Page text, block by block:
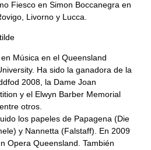
Fiesco en Simon Boccanegra en
Livorno y Lucca.
Música en el Queensland
Ha sido la ganadora de la
2008, la Dame Joan
y el Elwyn Barber Memorial
otros.
los papeles de Papagena (Die
y Nannetta (Falstaff). En 2009
Opera Queensland. También